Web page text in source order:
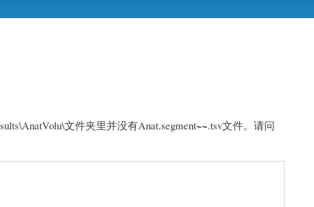
文件夹里并没有Anat.segment~~.tsv文件。请问